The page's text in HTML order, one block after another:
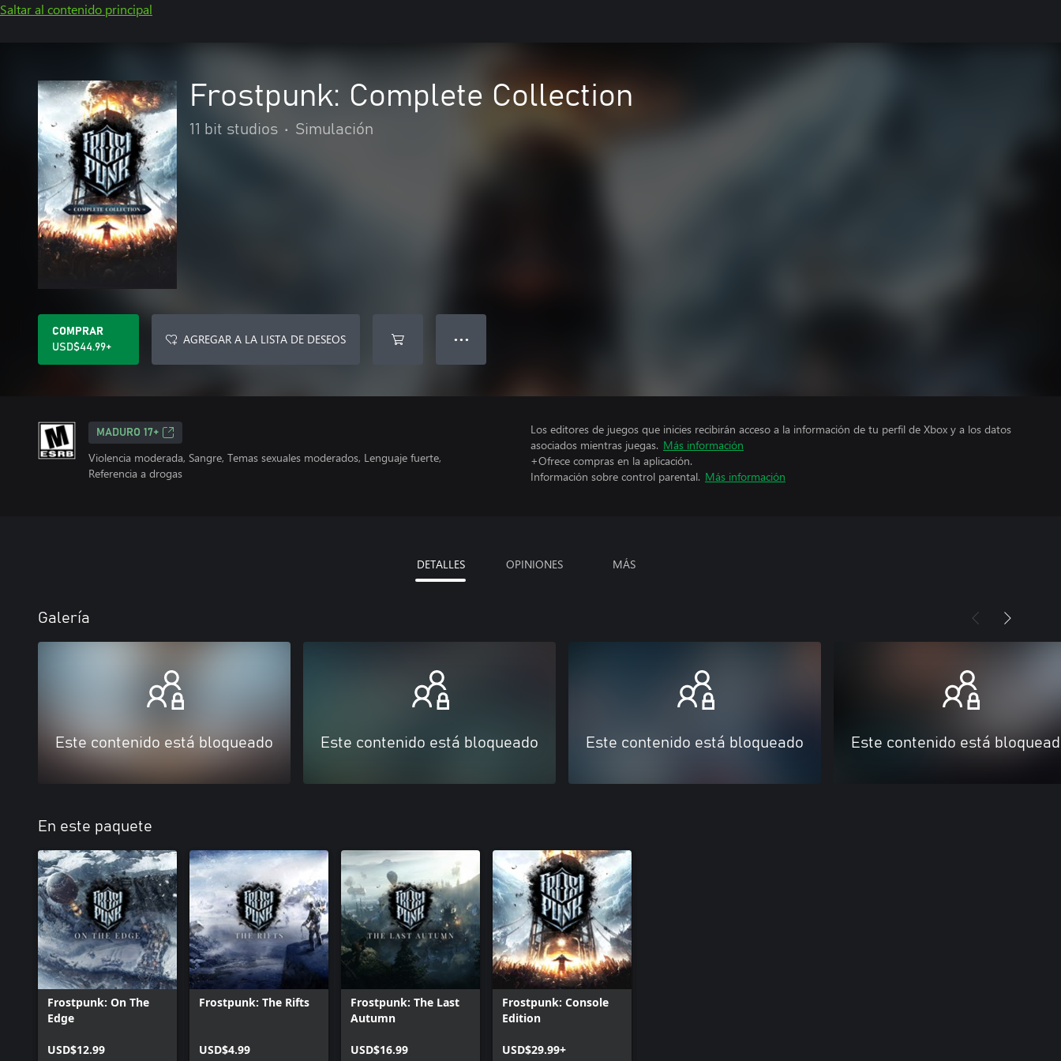
Saltar al contenido principal
Frostpunk: Complete Collection
11 bit studios • Simulación
COMPRAR
USD$44.99+
AGREGAR A LA LISTA DE DESEOS ● ● ●
MADURO 17+
Violencia moderada, Sangre, Temas sexuales moderados, Lenguaje fuerte,
Referencia a drogas
Los editores de juegos que inicies recibirán acceso a la información de tu perfil de Xbox y a los datos
asociados mientras juegas. Más información
+Ofrece compras en la aplicación.
Información sobre control parental. Más información
DETALLES OPINIONES MÁS
Galería
Este contenido está bloqueado Este contenido está bloqueado Este contenido está bloqueado Este contenido está
En este paquete
Frostpunk: On The
Edge
USD$12.99
Frostpunk: The Rifts
USD$4.99
Frostpunk: The Last
Autumn
USD$16.99
Frostpunk: Console
Edition
USD$29.99+